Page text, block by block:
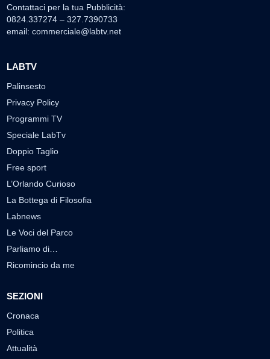
Contattaci per la tua Pubblicità:
0824.337274 – 327.7390733
email: commerciale@labtv.net
LABTV
Palinsesto
Privacy Policy
Programmi TV
Speciale LabTv
Doppio Taglio
Free sport
L’Orlando Curioso
La Bottega di Filosofia
Labnews
Le Voci del Parco
Parliamo di…
Ricomincio da me
SEZIONI
Cronaca
Politica
Attualità